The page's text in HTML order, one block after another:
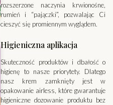
rozszerzone naczynia krwionośne,
rumień i “pajączki”, pozwalając Ci
cieszyć się promiennym wyglądem.
Higieniczna aplikacja
Skuteczność produktów i dbałość o
higienę to nasze priorytety. Dlatego
nasz krem zamknięty jest w
opakowanie airless, które gwarantuje
higieniczne dozowanie produktu bez